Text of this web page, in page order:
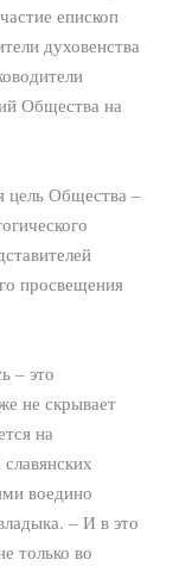
епископ
духовенства
Общества на
цель Общества –
просвещения
– это
не скрывает
на
воедино
– И в это
только во